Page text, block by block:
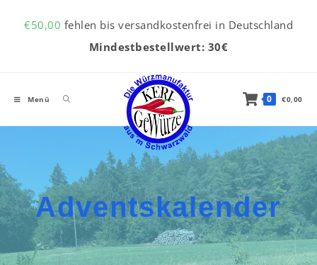
€50,00 fehlen bis versandkostenfrei in Deutschland
Mindestbestellwert: 30€
Menü 0 €0,00
Adventskalender